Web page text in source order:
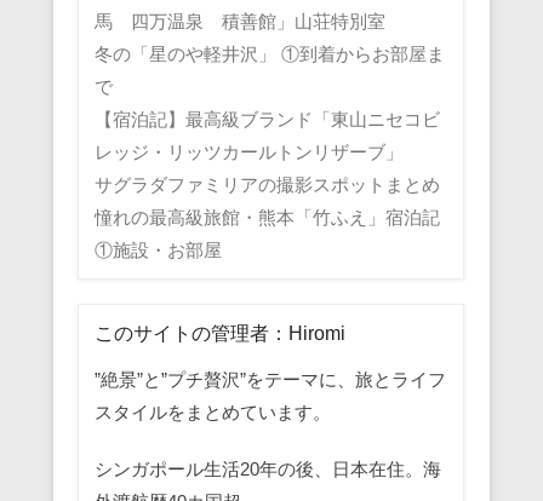
馬 四万温泉 積善館」山荘特別室
冬の「星のや軽井沢」 ①到着からお部屋ま
で
【宿泊記】最高級ブランド「東山ニセコビ
レッジ・リッツカールトンリザーブ」
サグラダファミリアの撮影スポットまとめ
憧れの最高級旅館・熊本「竹ふえ」宿泊記
①施設・お部屋
このサイトの管理者：Hiromi
”絶景”と”プチ贅沢”をテーマに、旅とライフ
スタイルをまとめています。
シンガポール生活20年の後、日本在住。海